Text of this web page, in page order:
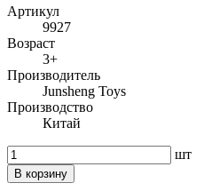
Артикул
9927
Возраст
3+
Производитель
Junsheng Toys
Производство
Китай
шт
В корзину